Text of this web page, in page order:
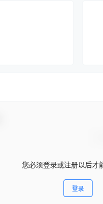
您必须登录或注册以后才
登录